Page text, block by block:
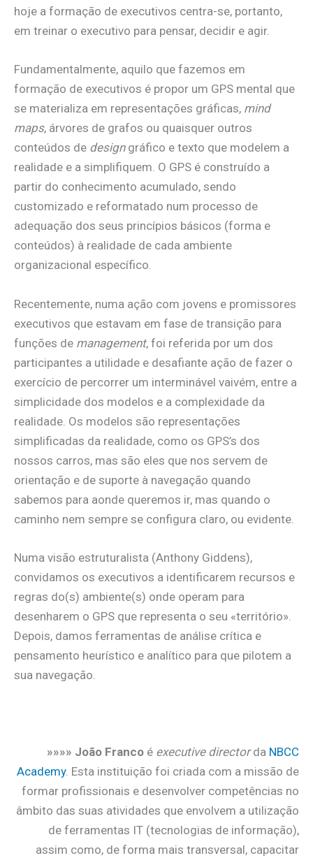
hoje a formação de executivos centra-se, portanto,
em treinar o executivo para pensar, decidir e agir.
Fundamentalmente, aquilo que fazemos em
formação de executivos é propor um GPS mental que
se materializa em representações gráficas, mind
maps, árvores de grafos ou quaisquer outros
conteúdos de designgráfico e texto que modelem a
realidade e a simplifiquem. O GPS é construído a
partir do conhecimento acumulado, sendo
customizado e reformatado num processo de
adequação dos seus princípios básicos (forma e
conteúdos) à realidade de cada ambiente
organizacional específico.
Recentemente, numa ação com jovens e promissores
executivos que estavam em fase de transição para
funções de management, foi referida por um dos
participantes a utilidade e desafiante ação de fazer o
exercício de percorrer um interminável vaivém, entre a
simplicidade dos modelos e a complexidade da
realidade. Os modelos são representações
simplificadas da realidade, como os GPS’s dos
nossos carros, mas são eles que nos servem de
orientação e de suporte à navegação quando
sabemos para aonde queremos ir, mas quando o
caminho nem sempre se configura claro, ou evidente.
Numa visão estruturalista (Anthony Giddens),
convidamos os executivos a identificarem recursos e
regras do(s) ambiente(s) onde operam para
desenharem o GPS que representa o seu «território».
Depois, damos ferramentas de análise crítica e
pensamento heurístico e analítico para que pilotem a
sua navegação.
»»»» João Franco é executive directorda NBCC
Academy. Esta instituição foi criada com a missão de
formar profissionais e desenvolver competências no
âmbito das suas atividades que envolvem a utilização
de ferramentas IT (tecnologias de informação),
assim como, de forma mais transversal, capacitar